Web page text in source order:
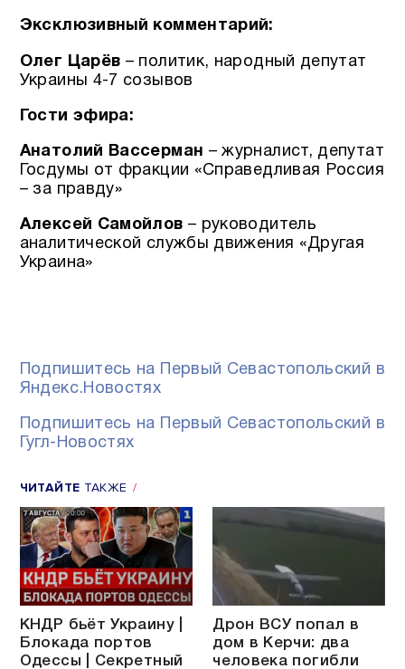
Эксклюзивный комментарий:
Олег Царёв – политик, народный депутат
Украины 4-7 созывов
Гости эфира:
Анатолий Вассерман – журналист, депутат
Госдумы от фракции «Справедливая Россия
– за правду»
Алексей Самойлов – руководитель
аналитической службы движения «Другая
Украина»
Подпишитесь на Первый Севастопольский в
Яндекс.Новостях
Подпишитесь на Первый Севастопольский в
Гугл-Новостях
ЧИТАЙТЕ ТАКЖЕ
КНДР бьёт Украину |
Блокада портов
Одессы | Секретный
Дрон ВСУ попал в
дом в Керчи: два
человека погибли